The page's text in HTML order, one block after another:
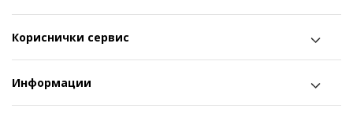
Кориснички сервис
Информации